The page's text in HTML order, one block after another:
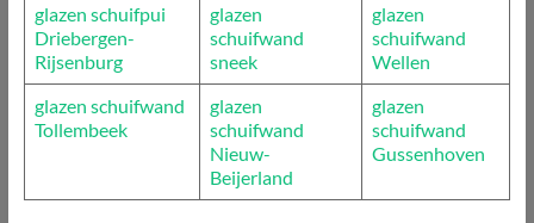
glazen schuifpui
Driebergen-
Rijsenburg
glazen
schuifwand
sneek
glazen
schuifwand
Wellen
glazen schuifwand
Tollembeek
glazen
schuifwand
Nieuw-
Beijerland
glazen
schuifwand
Gussenhoven